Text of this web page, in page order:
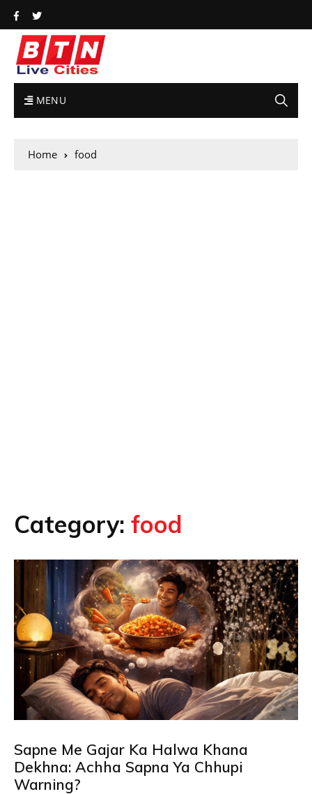
MENU
Home food
Category: food
Sapne Me Gajar Ka Halwa Khana
Dekhna: Achha Sapna Ya Chhupi
Warning?